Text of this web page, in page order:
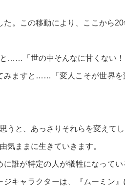
。この移動により、ここから
……「世の中そんなに甘くない
みますと……「変人こそが世界を
うと、あっさりそれらを変えてし
ままに生きていきます。
誰が特定の人が犠牲になってい
キャラクターは、『ムーミン